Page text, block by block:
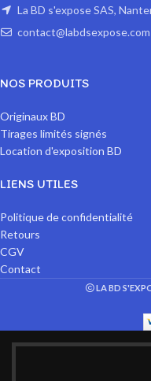
La BD s'expose SAS,
contact@labdsexpose.com
NOS PRODUITS
Originaux BD
Tirages limités signés
Location d'exposition BD
LIENS UTILES
Politique de confidentialité
Retours
CGV
Contact
LA BD